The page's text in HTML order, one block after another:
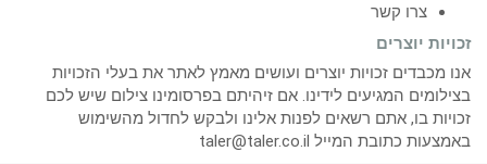
צרו קשר
זכויות יוצרים
אנו מכבדים זכויות יוצרים ועושים מאמץ לאתר את בעלי הזכויות
בצילומים המגיעים לידינו. אם זיהיתם בפרסומינו צילום שיש לכם
זכויות בו, אתם רשאים לפנות אלינו ולבקש לחדול מהשימוש
באמצעות כתובת המייל taler@taler.co.il